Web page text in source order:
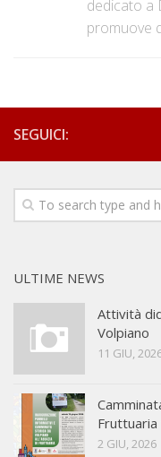
dedicato a
promuove
SEGUICI:
ULTIME NEWS
Attività
Volpiano
11 GIU,
2 GIU, 2026